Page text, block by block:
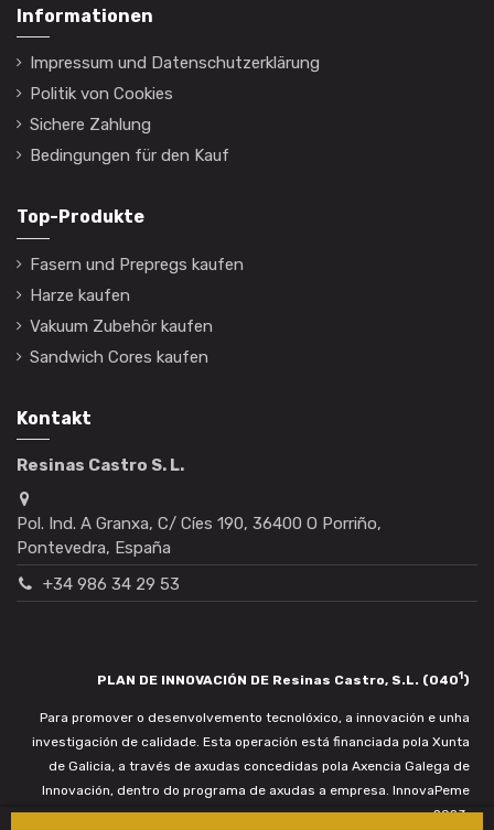
Informationen
Impressum und Datenschutzerklärung
Politik von Cookies
Sichere Zahlung
Bedingungen für den Kauf
Top-Produkte
Fasern und Prepregs kaufen
Harze kaufen
Vakuum Zubehör kaufen
Sandwich Cores kaufen
Kontakt
Resinas Castro S. L.
Pol. Ind. A Granxa, C/ Cíes 190, 36400 O Porriño,
Pontevedra, España
+34 986 34 29 53
PLAN DE INNOVACIÓN DE Resinas Castro, S.L. (0401)
Para promover o desenvolvemento tecnolóxico, a innovación e unha
investigación de calidade. Esta operación está financiada pola Xunta
de Galicia, a través de axudas concedidas pola Axencia Galega de
Innovación, dentro do programa de axudas a empresa. InnovaPeme
2023.